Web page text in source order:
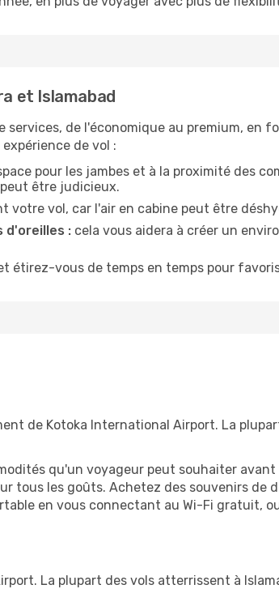
et Islamabad
de l'économique au premium, en
de vol :
pour les jambes et à la proximité des
être judicieux.
votre vol, car l'air en cabine peut être
d'oreilles : cela vous aidera à créer un
étirez-vous de temps en temps pour
de Kotoka International Airport. La
qu'un voyageur peut souhaiter
tous les goûts. Achetez des souvenirs de
en vous connectant au Wi-Fi gratuit,
La plupart des vols atterrissent à